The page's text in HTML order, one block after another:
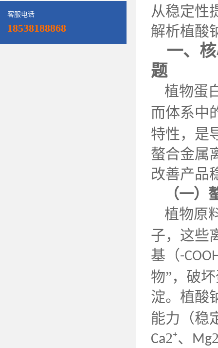
客服电话
18538188868
从稳定性
解析植酸
一、
题
植物蛋
而体系中
特性，是
螯合金属
改善产品
（一
植物原
子，这些
基（-
物”，破
淀。植酸
能力（稳
Ca2⁺、 Mg